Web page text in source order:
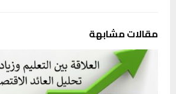
مقالات مشابهة